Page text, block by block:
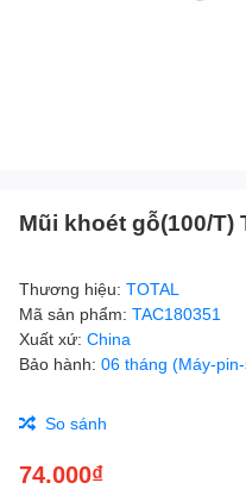
Mũi khoét gỗ(100/T)
Thương hiệu: TOTAL
Mã sản phẩm: TAC180351
Xuất xứ: China
Bảo hành: 06 tháng (Máy-
So sánh
74.000₫